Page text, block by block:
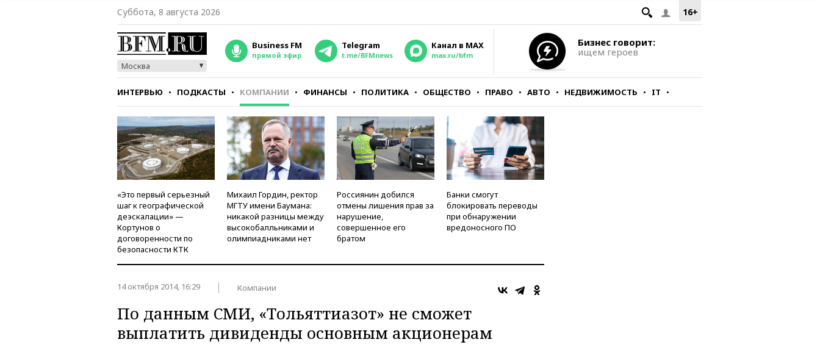
16+
Суббота, 8 августа 2026
Москва
Business FM
прямой эфир
Telegram
t.me/BFMnews
Канал в MAX
max.ru/bfm
Бизнес говорит:
ищем героев
ИНТЕРВЬЮ ПОДКАСТЫ КОМПАНИИ ФИНАНСЫ ПОЛИТИКА ОБЩЕСТВО ПРАВО АВТО НЕДВИЖИМОСТЬ IT
СТИЛЬ ТЕСТЫ
«Это первый серьезный
шаг к географической
деэскалации» —
Кортунов о
договоренности по
безопасности КТК
Михаил Гордин, ректор
МГТУ имени Баумана:
никакой разницы между
высокобалльниками и
олимпиадниками нет
Россиянин добился
отмены лишения прав за
нарушение,
совершенное его
братом
Банки смогут
блокировать переводы
при обнаружении
вредоносного ПО
14 октября 2014, 16:29 Компании
По данным СМИ, «Тольяттиазот» не сможет
выплатить дивиденды основным акционерам